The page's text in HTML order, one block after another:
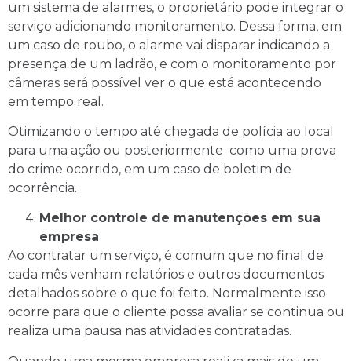
um sistema de alarmes, o proprietário pode integrar o
serviço adicionando monitoramento. Dessa forma, em
um caso de roubo, o alarme vai disparar indicando a
presença de um ladrão, e com o monitoramento por
câmeras será possível ver o que está acontecendo
em tempo real.
Otimizando o tempo até chegada de polícia ao local
para uma ação ou posteriormente como uma prova
do crime ocorrido, em um caso de boletim de
ocorrência.
Melhor controle de manutenções em sua
empresa
Ao contratar um serviço, é comum que no final de
cada mês venham relatórios e outros documentos
detalhados sobre o que foi feito. Normalmente isso
ocorre para que o cliente possa avaliar se continua ou
realiza uma pausa nas atividades contratadas.